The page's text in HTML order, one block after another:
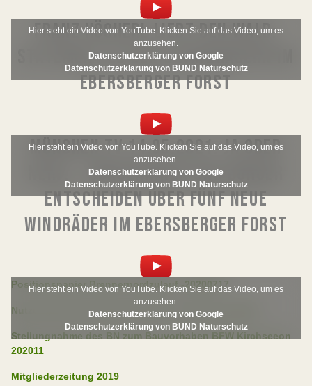
Hier steht ein Video von YouTube. Klicken Sie auf das Video, um es
anzusehen.
Datenschutzerklärung von Google
Datenschutzerklärung von BUND Naturschutz
FRANZ HÖCHERL LIEBT DEN WALD:
STATEMENT ZU DEN 5 WINDRÄDERN IM
EBERSBERGER FORST
Hier steht ein Video von YouTube. Klicken Sie auf das Video, um es
anzusehen.
Datenschutzerklärung von Google
Datenschutzerklärung von BUND Naturschutz
MÜNCHEN TV 14.05.2021: JA ODER
NEIN? - BÜRGERINNEN UND BÜRGER
ENTSCHEIDEN ÜBER FÜNF NEUE
WINDRÄDER IM EBERSBERGER FORST
Hier steht ein Video von YouTube. Klicken Sie auf das Video, um es
anzusehen.
Datenschutzerklärung von Google
Datenschutzerklärung von BUND Naturschutz
Positionspapier Brennernordzulauf -20200717
Nutzungsordnung Streuobstwiese Forstinning-2021
Stellungnahme des BN zum Bauvorhaben BFW Kirchseeon
202011
Mitgliederzeitung 2019